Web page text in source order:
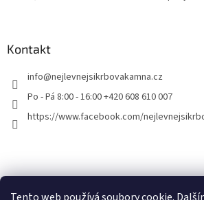
Kontakt
info@nejlevnejsikrbovakamna.cz
Po - Pá 8:00 - 16:00 +420 608 610 007
https://www.facebook.com/